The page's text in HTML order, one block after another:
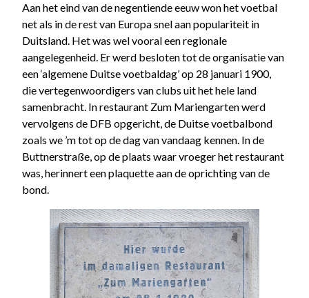
Aan het eind van de negentiende eeuw won het voetbal
net als in de rest van Europa snel aan populariteit in
Duitsland. Het was wel vooral een regionale
aangelegenheid. Er werd besloten tot de organisatie van
een ‘algemene Duitse voetbaldag’ op 28 januari 1900,
die vertegenwoordigers van clubs uit het hele land
samenbracht. In restaurant Zum Mariengarten werd
vervolgens de DFB opgericht, de Duitse voetbalbond
zoals we ’m tot op de dag van vandaag kennen. In de
Buttnerstraße, op de plaats waar vroeger het restaurant
was, herinnert een plaquette aan de oprichting van de
bond.